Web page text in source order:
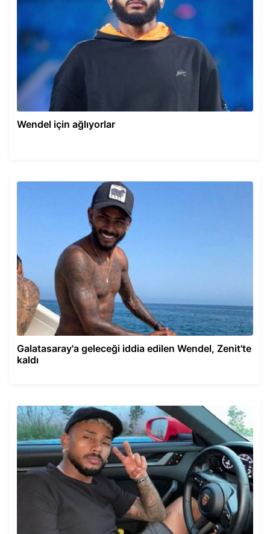
Wendel için ağlıyorlar
Galatasaray'a geleceği iddia edilen Wendel, Zenit'te
kaldı